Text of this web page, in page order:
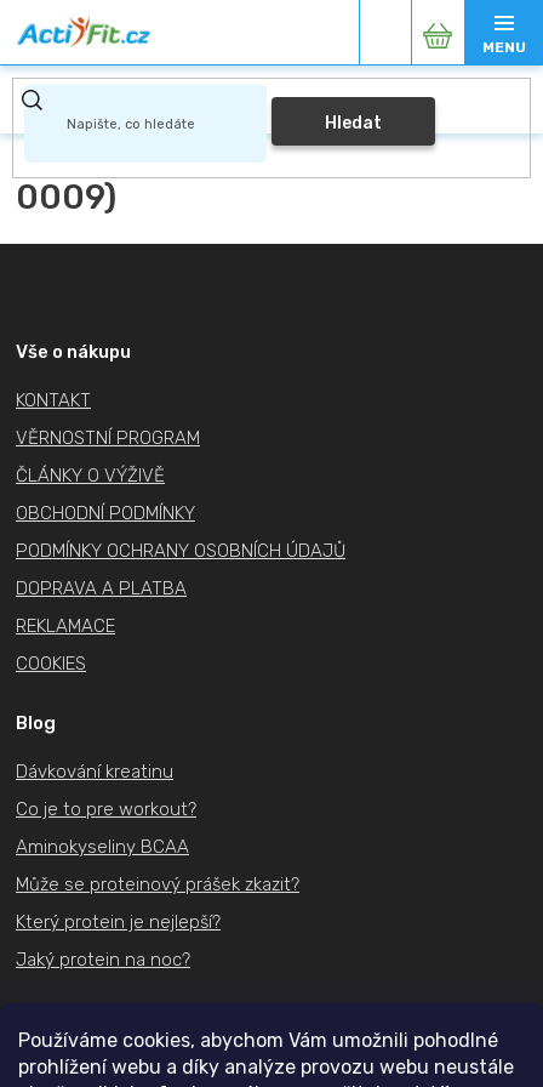
Používáme cookies, abychom Vám umožnili pohodlné
prohlížení webu a díky analýze provozu webu neustále
na
obsah
Hledat
Nákupní
košík
0009)
Vše o nákupu
KONTAKT
VĚRNOSTNÍ PROGRAM
ČLÁNKY O VÝŽIVĚ
OBCHODNÍ PODMÍNKY
PODMÍNKY OCHRANY OSOBNÍCH ÚDAJŮ
DOPRAVA A PLATBA
REKLAMACE
COOKIES
Blog
Dávkování kreatinu
Co je to pre workout?
Aminokyseliny BCAA
Může se proteinový prášek zkazit?
Který protein je nejlepší?
Jaký protein na noc?
Kontakt